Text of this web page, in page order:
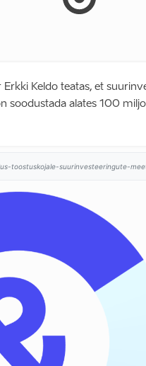
Keldo teatas, et
soodustada alates 100
toostuskojale-suurinvesteeringute-